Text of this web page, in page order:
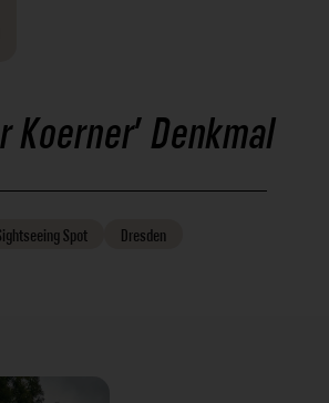
Koerner' Denkmal
Spot Dresden